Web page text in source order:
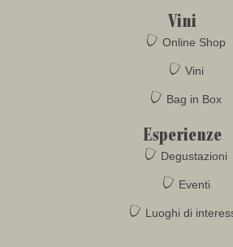
Vini
Online Shop
Vini
Bag in Box
Esperienze
Degustazioni
Eventi
Luoghi di